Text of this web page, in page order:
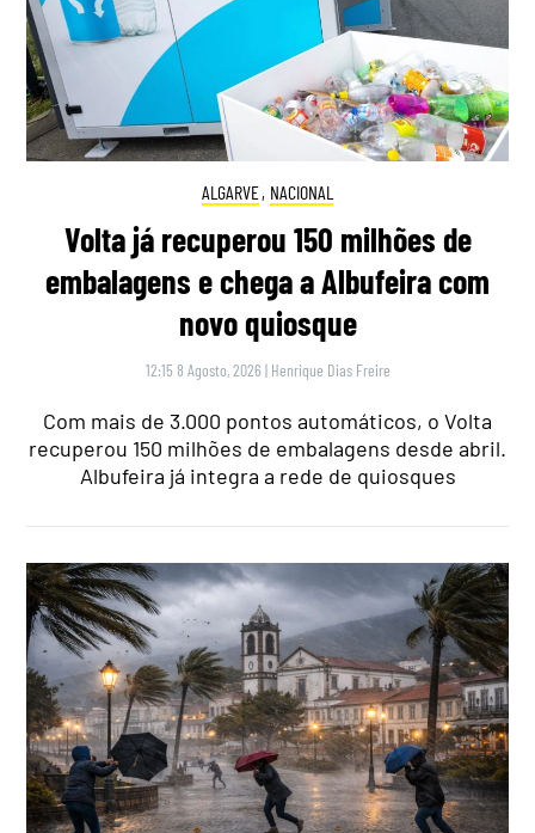
ALGARVE, NACIONAL
Volta já recuperou 150 milhões de
embalagens e chega a Albufeira com
novo quiosque
12:15 8 Agosto, 2026 | Henrique Dias Freire
Com mais de 3.000 pontos automáticos, o Volta
recuperou 150 milhões de embalagens desde abril.
Albufeira já integra a rede de quiosques